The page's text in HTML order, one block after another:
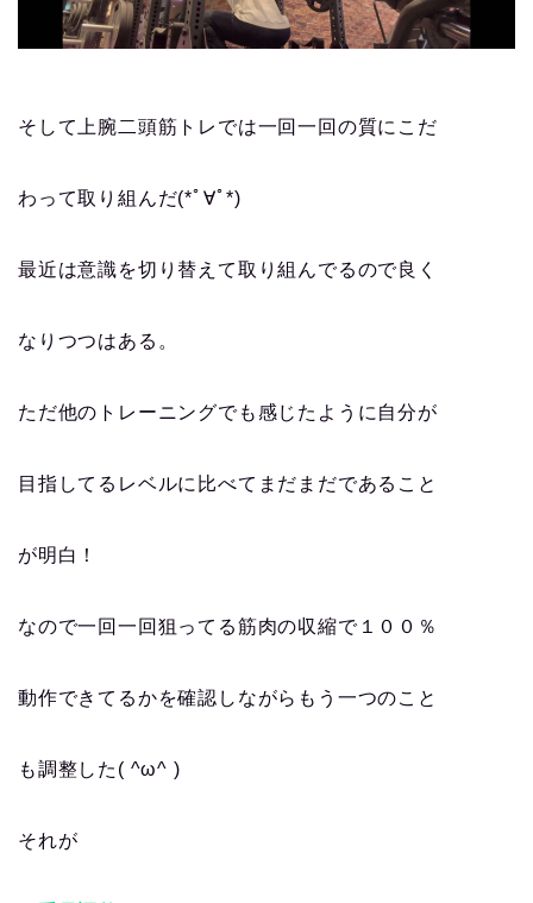
そして上腕二頭筋トレでは一回一回の質にこだ
わって取り組んだ(*ﾟ∀ﾟ*)
最近は意識を切り替えて取り組んでるので良く
なりつつはある。
ただ他のトレーニングでも感じたように自分が
目指してるレベルに比べてまだまだであること
が明白！
なので一回一回狙ってる筋肉の収縮で１００％
動作できてるかを確認しながらもう一つのこと
も調整した( ^ω^ )
それが